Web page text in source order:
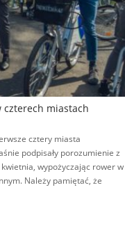
czterech miastach
cztery miasta
podpisały porozumienie z
wypożyczając rower w
Należy pamiętać, że